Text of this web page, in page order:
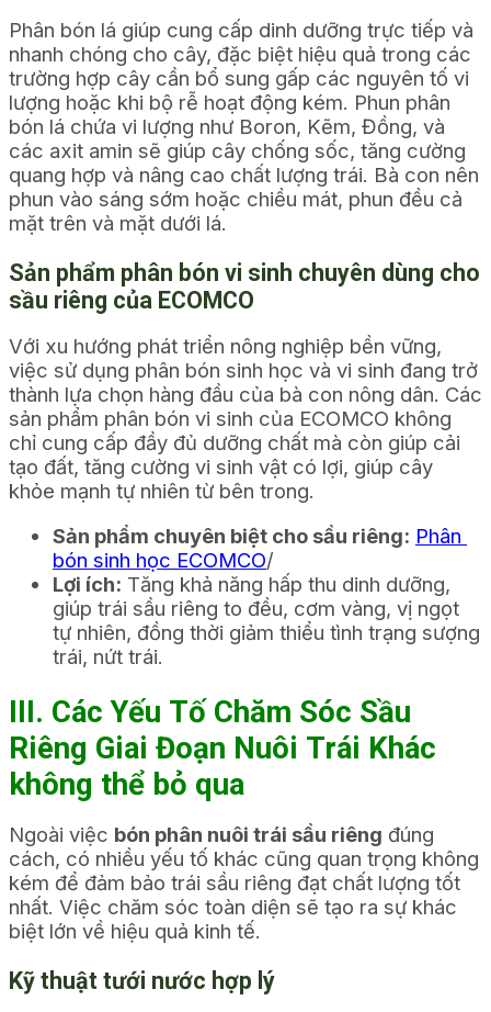
Phân bón lá giúp cung cấp dinh dưỡng trực tiếp và
nhanh chóng cho cây, đặc biệt hiệu quả trong các
trường hợp cây cần bổ sung gấp các nguyên tố vi
lượng hoặc khi bộ rễ hoạt động kém. Phun phân
bón lá chứa vi lượng như Boron, Kẽm, Đồng, và
các axit amin sẽ giúp cây chống sốc, tăng cường
quang hợp và nâng cao chất lượng trái. Bà con nên
phun vào sáng sớm hoặc chiều mát, phun đều cả
mặt trên và mặt dưới lá.
Sản phẩm phân bón vi sinh chuyên dùng cho
sầu riêng của ECOMCO
Với xu hướng phát triển nông nghiệp bền vững,
việc sử dụng phân bón sinh học và vi sinh đang trở
thành lựa chọn hàng đầu của bà con nông dân. Các
sản phẩm phân bón vi sinh của ECOMCO không
chỉ cung cấp đầy đủ dưỡng chất mà còn giúp cải
tạo đất, tăng cường vi sinh vật có lợi, giúp cây
khỏe mạnh tự nhiên từ bên trong.
Sản phẩm chuyên biệt cho sầu riêng: Phân
bón sinh học ECOMCO/
Lợi ích: Tăng khả năng hấp thu dinh dưỡng,
giúp trái sầu riêng to đều, cơm vàng, vị ngọt
tự nhiên, đồng thời giảm thiểu tình trạng sượng
trái, nứt trái.
III. Các Yếu Tố Chăm Sóc Sầu
Riêng Giai Đoạn Nuôi Trái Khác
không thể bỏ qua
Ngoài việc bón phân nuôi trái sầu riêng đúng
cách, có nhiều yếu tố khác cũng quan trọng không
kém để đảm bảo trái sầu riêng đạt chất lượng tốt
nhất. Việc chăm sóc toàn diện sẽ tạo ra sự khác
biệt lớn về hiệu quả kinh tế.
Kỹ thuật tưới nước hợp lý